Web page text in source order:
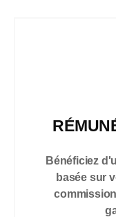
Bénéficiez
basée sur